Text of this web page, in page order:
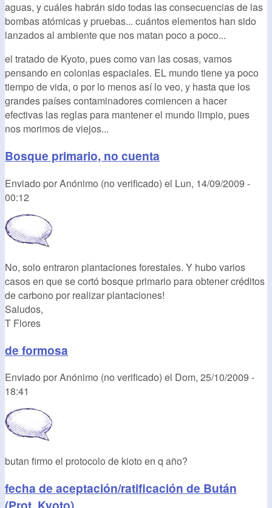
aguas, y cuáles habrán sido todas las consecuencias de las
bombas atómicas y pruebas... cuántos elementos han sido
lanzados al ambiente que nos matan poco a poco...
el tratado de Kyoto, pues como van las cosas, vamos
pensando en colonias espaciales. EL mundo tiene ya poco
tiempo de vida, o por lo menos así lo veo, y hasta que los
grandes países contaminadores comiencen a hacer
efectivas las reglas para mantener el mundo limpio, pues
nos morimos de viejos...
Bosque primario, no cuenta
Enviado porAnónimo (no verificado) el Lun, 14/09/2009 -
00:12
No, solo entraron plantaciones forestales. Y hubo varios
casos en que se cortó bosque primario para obtener créditos
de carbono por realizar plantaciones!
Saludos,
T Flores
de formosa
Enviado porAnónimo (no verificado) el Dom, 25/10/2009 -
18:41
butan firmo el protocolo de kioto en q año?
fecha de aceptación/ratificación de Bután